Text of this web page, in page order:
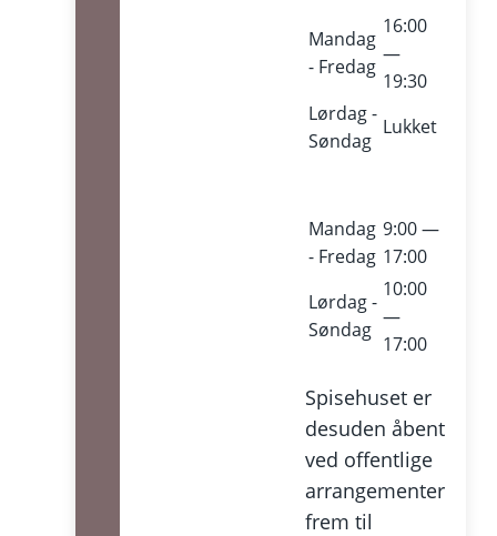
Mandag
- Fredag
16:00
—
19:30
Lørdag -
Søndag
Lukket
Mandag
- Fredag
9:00 —
17:00
Lørdag -
Søndag
10:00
—
17:00
Spisehuset er
desuden åbent
ved offentlige
arrangementer
frem til